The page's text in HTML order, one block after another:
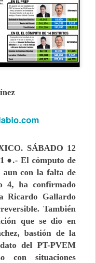
SÁBADO 12
●.- El cómputo de
aun con la falta de
4, ha confirmado
Ricardo Gallardo
También
que se dio en
bastión de la
del PT-PVEM
con situaciones